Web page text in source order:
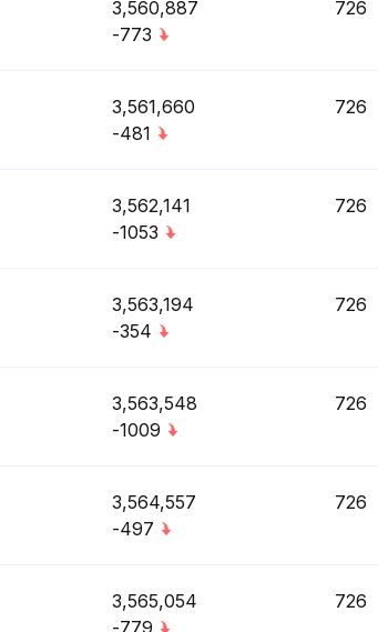
3,560,887
-773
726
3,561,660
-481
726
3,562,141
-1053
726
3,563,194
-354
726
3,563,548
-1009
726
3,564,557
-497
726
3,565,054
-779
726